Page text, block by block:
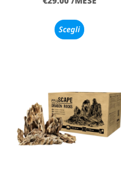
Scegli